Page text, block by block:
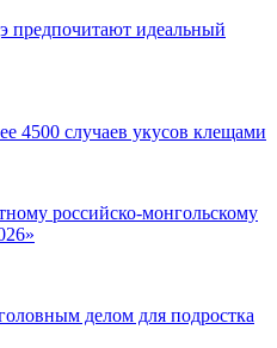
предпочитают идеальный
4500 случаев укусов клещами
российско-монгольскому
делом для подростка